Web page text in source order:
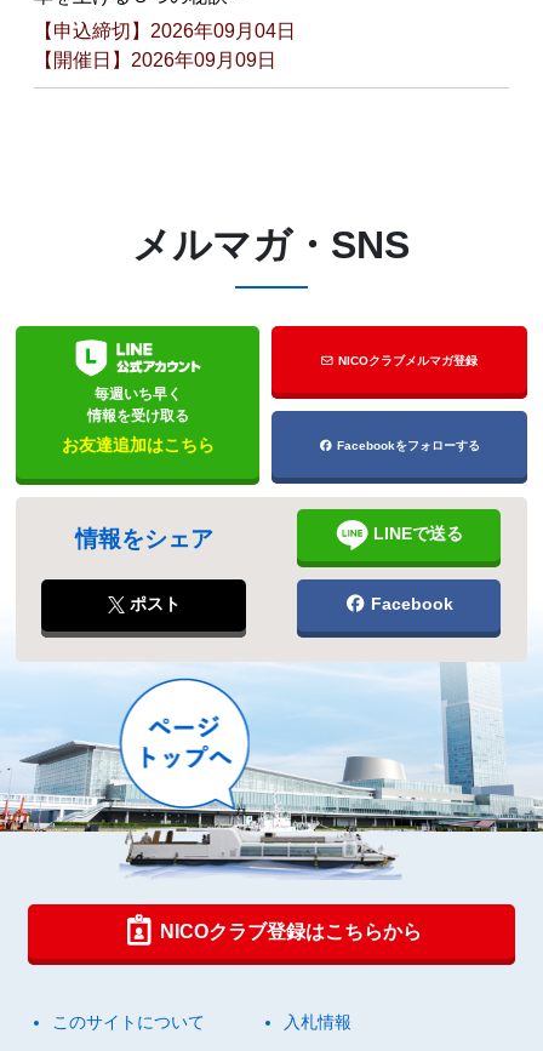
【申込締切】2026年09月04日
【開催日】2026年09月09日
メルマガ・SNS
毎週いち早く
情報を受け取る
お友達追加はこちら
NICOクラブメルマガ登録
Facebookをフォローする
情報をシェア LINEで送る
ポスト Facebook
NICOクラブ登録はこちらから
このサイトについて 入札情報